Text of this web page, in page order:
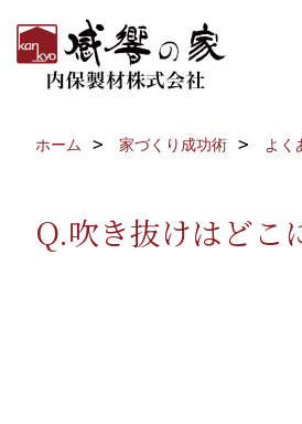
ホーム 家づくり成功術 よく
Q.吹き抜けはどこ